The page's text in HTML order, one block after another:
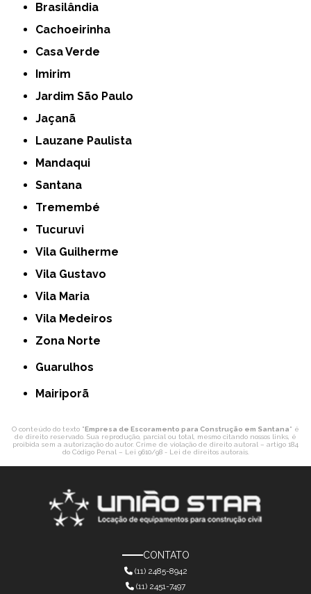
Brasilândia
Cachoeirinha
Casa Verde
Imirim
Jardim São Paulo
Jaçanã
Lauzane Paulista
Mandaqui
Santana
Tremembé
Tucuruvi
Vila Guilherme
Vila Gustavo
Vila Maria
Vila Medeiros
Zona Norte
Guarulhos
Mairiporã
O conteúdo do texto "Empresa de Escoramento para Construção em Santana" é
de direito reservado. Sua reprodução, parcial ou total, mesmo citando nossos links, é
proibida sem a autorização do autor. Crime de violação de direito autoral – artigo 184
do Código Penal – Lei 9610/98 - Lei de direitos autorais.
CONTATO
(11) 2485-8942
(11) 2451-7497